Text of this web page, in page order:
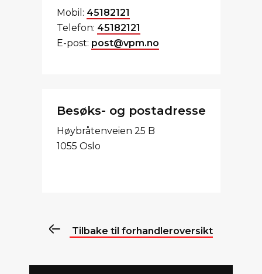
Mobil: 45182121
Telefon: 45182121
E-post: post@vpm.no
Besøks- og postadresse
Høybråtenveien 25 B
1055 Oslo
Tilbake til forhandleroversikt